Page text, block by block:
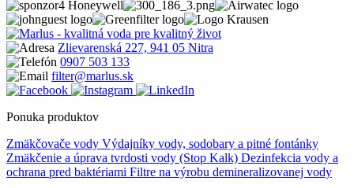
Zlievarenská 227, 941 05 Nitra
0907 503 133
filter@marlus.sk
Ponuka produktov
Zmäkčovače vody Výdajníky vody, sodobary a pitné fontánky
Zmäkčenie a úprava tvrdosti vody (Stop Kalk) Dezinfekcia vody a
ochrana pred baktériami Filtre na výrobu demineralizovanej vody